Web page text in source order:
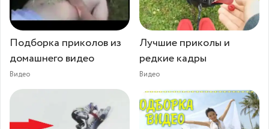
Подборка приколов из
домашнего видео
Видео
Лучшие приколы и
редкие кадры
Видео